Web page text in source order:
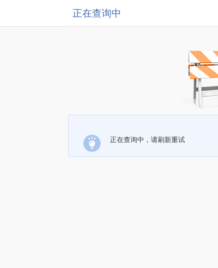
正在查询中
正在查询中，请刷新重试